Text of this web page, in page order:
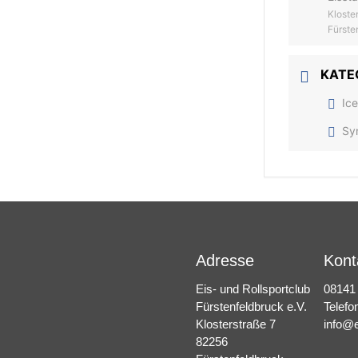
Adresse
Eis- und Rollsportclub
Fürstenfeldbruck e.V.
Klosterstraße 7
82256